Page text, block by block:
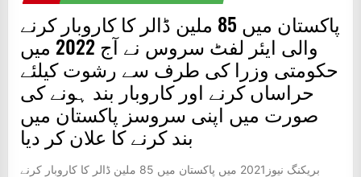
پاکستان میں 85 ملین ڈالر کا کاروبار کرنے
والی ایئر لفٹ سروس نے آج 2022 میں
حکومتی وزرا کی طرف سے رشوت کیلئے
حراساں کرنے اور کاروبار بند ہونے کی
صورت میں اپنی سروسز پاکستان میں
بند کرنے کا علان کر دیا
بریکنگ نیوز2021 میں پاکستان میں 85 ملین ڈالر کا کاروبار کرنے